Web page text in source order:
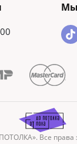
Мы
Все